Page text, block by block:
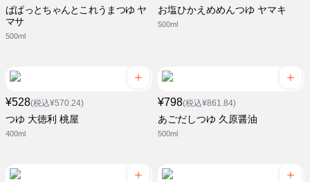
ぱぱっとちゃんとこれうまつゆ ヤ
マサ
500ml
お塩ひかえめめんつゆ ヤマキ
500ml
¥528(税込¥570.24)
つゆ 大徳利 桃屋
400ml
¥798(税込¥861.84)
あごだしつゆ 久原醤油
500ml